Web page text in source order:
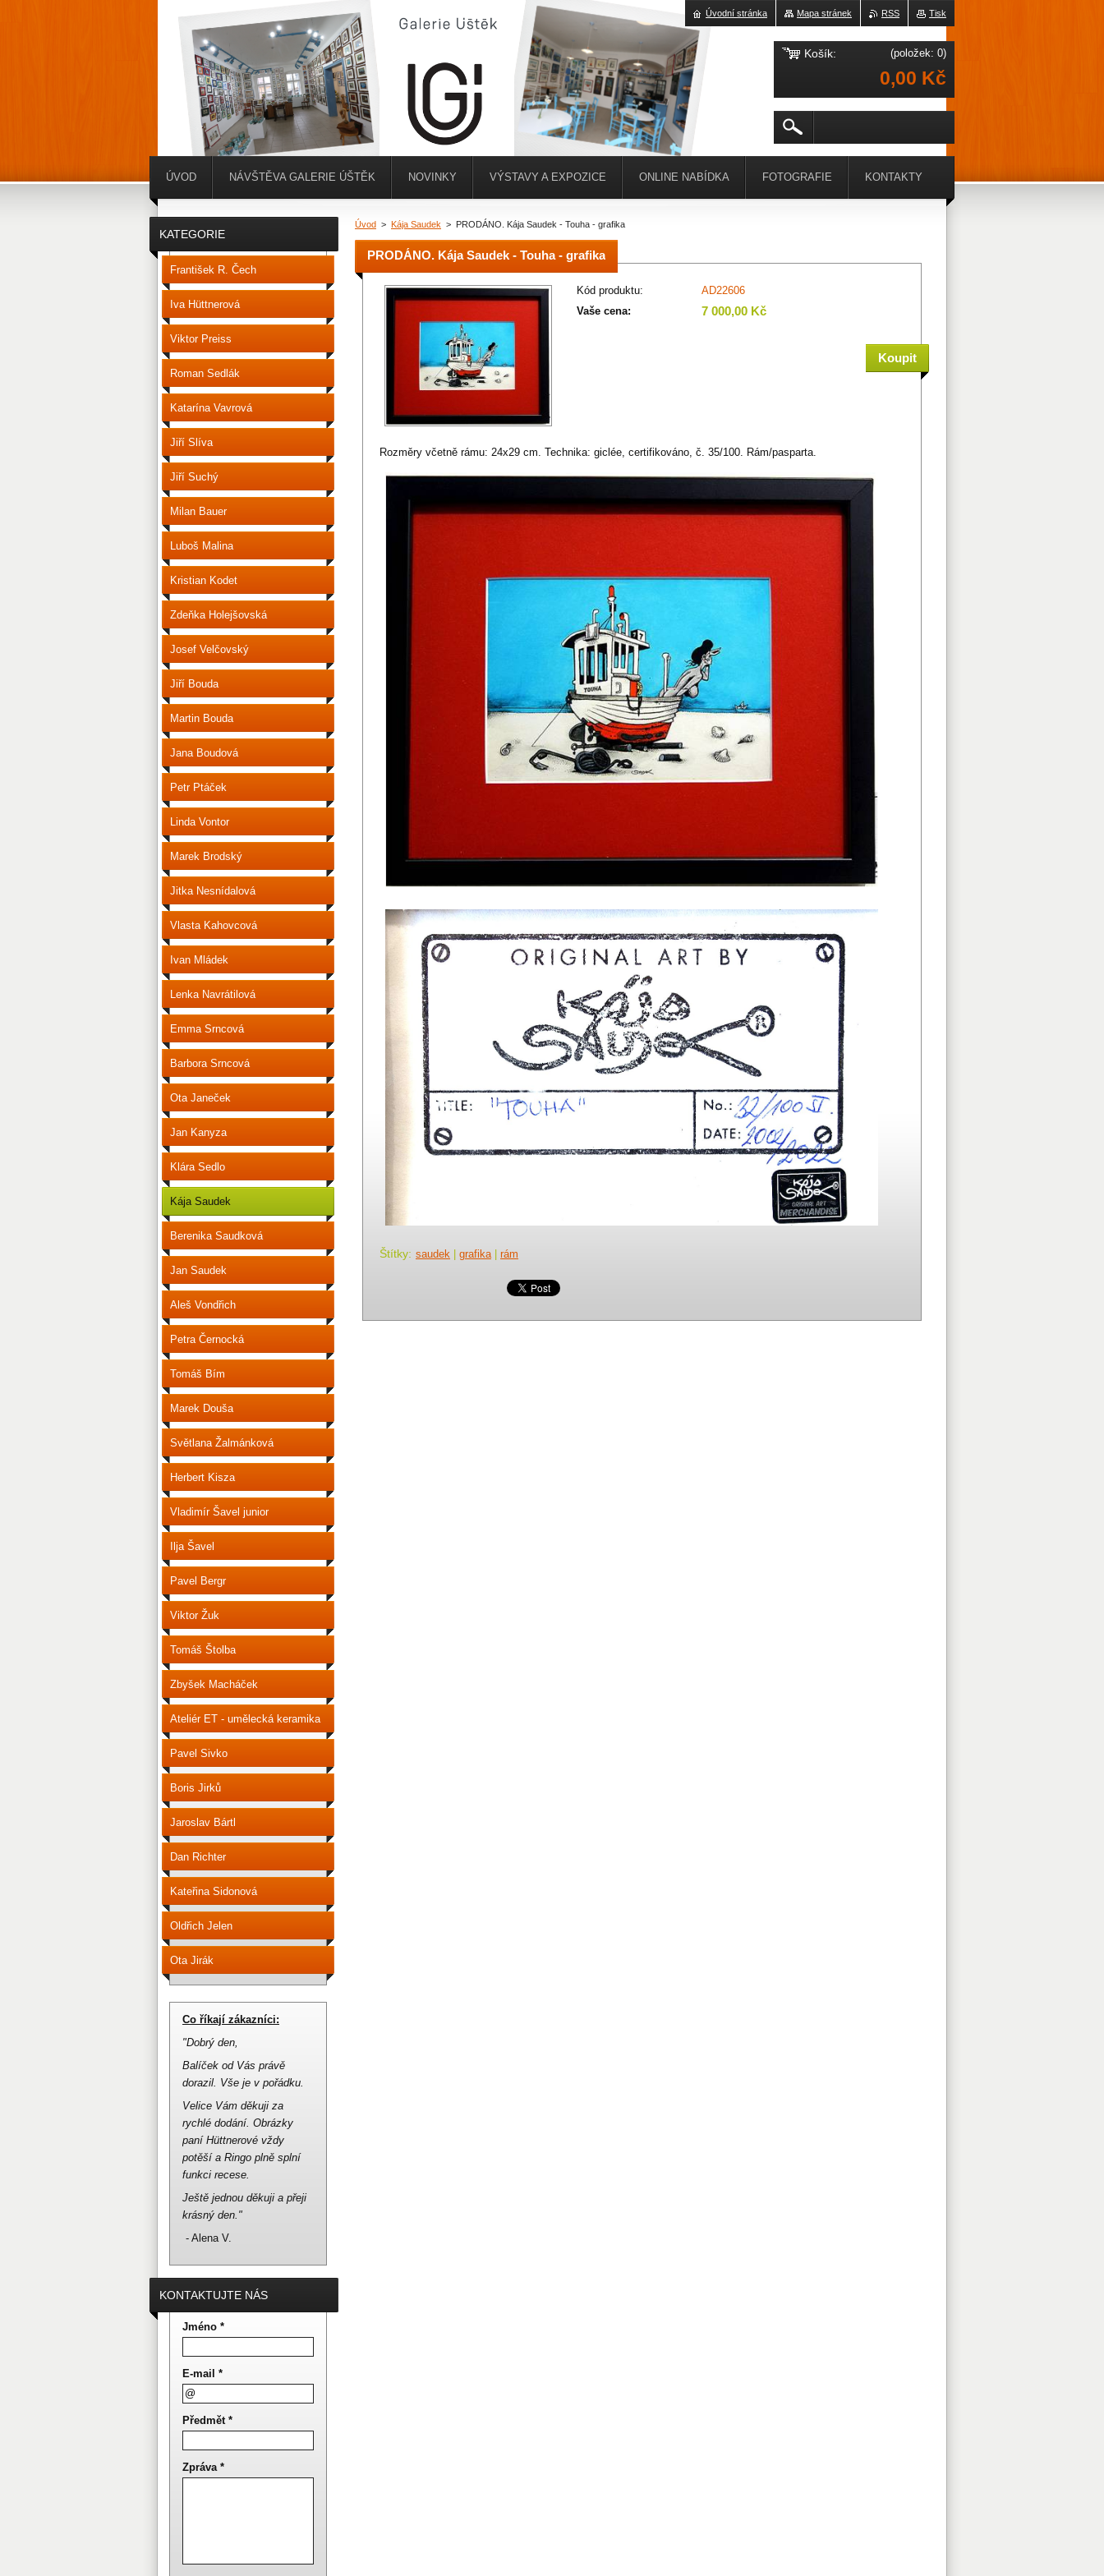
Úvod > Kája Saudek > PRODÁNO. Kája Saudek - Touha - grafika
PRODÁNO. Kája Saudek - Touha - grafika
Kód produktu:
AD22606
Vaše cena:
7 000,00 Kč
Rozměry včetně rámu: 24x29 cm. Technika: giclée, certifikováno, č. 35/100. Rám/pasparta.
Štítky: saudek grafika rám
KATEGORIE
František R. Čech
Iva Hüttnerová
Viktor Preiss
Roman Sedlák
Katarína Vavrová
Jiří Slíva
Jiří Suchý
Milan Bauer
Luboš Malina
Kristian Kodet
Zdeňka Holejšovská
Josef Velčovský
Jiří Bouda
Martin Bouda
Jana Boudová
Petr Ptáček
Linda Vontor
Marek Brodský
Jitka Nesnídalová
Vlasta Kahovcová
Ivan Mládek
Lenka Navrátilová
Emma Srncová
Barbora Srncová
Ota Janeček
Jan Kanyza
Klára Sedlo
Kája Saudek
Berenika Saudková
Jan Saudek
Aleš Vondřich
Petra Černocká
Tomáš Bím
Marek Douša
Světlana Žalmánková
Herbert Kisza
Vladimír Šavel junior
Ilja Šavel
Pavel Bergr
Viktor Žuk
Tomáš Štolba
Zbyšek Macháček
Ateliér ET - umělecká keramika
Pavel Sivko
Boris Jirků
Jaroslav Bártl
Dan Richter
Kateřina Sidonová
Oldřich Jelen
Ota Jirák
Co říkají zákazníci:
"Dobrý den,
Balíček od Vás právě
dorazil. Vše je v pořádku.
Velice Vám děkuji za
rychlé dodání. Obrázky
paní Hüttnerové vždy
potěší a Ringo plně splní
funkci recese.
Ještě jednou děkuji a přeji
krásný den."
- Alena V.
KONTAKTUJTE NÁS
Jméno *
E-mail *
Předmět *
Zpráva *
ÚVOD NÁVŠTĚVA GALERIE ÚŠTĚK NOVINKY VÝSTAVY A EXPOZICE ONLINE NABÍDKA FOTOGRAFIE KONTAKTY
Tisk
RSS
Mapa stránek
Úvodní stránka
Košík: (položek: 0)
0,00 Kč